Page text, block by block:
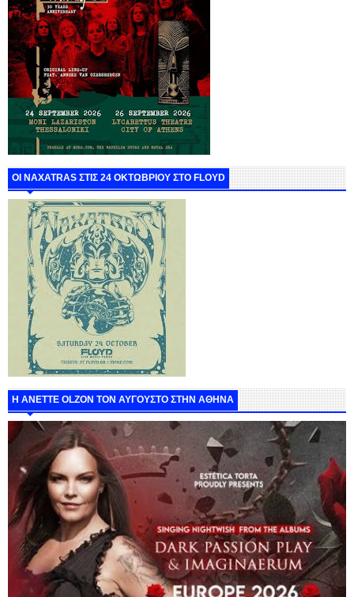
ΟΙ NAXATRAS ΣΤΙΣ 24 ΟΚΤΩΒΡΙΟΥ ΣΤΟ FLOYD
Η ANETTE OLZON ΤΟΝ ΑΥΓΟΥΣΤΟ ΣΤΗΝ ΑΘΗΝΑ